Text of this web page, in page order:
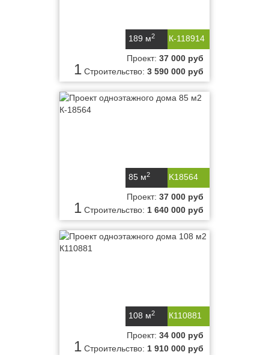
К-118914
189 м2
1
Проект: 37 000 руб
Строительство: 3 590 000 руб
K18564
85 м2
1
Проект: 37 000 руб
Строительство: 1 640 000 руб
К110881
108 м2
1
Проект: 34 000 руб
Строительство: 1 910 000 руб